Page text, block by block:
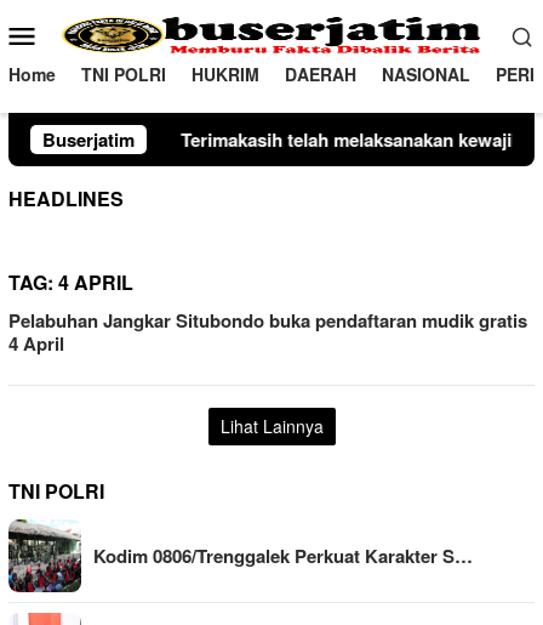
ke
konten
Menu
Mobile
Home TNI POLRI HUKRIM DAERAH NASIONAL
Buserjatim
telah melaksanakan kewajiban perpajakan daerah
HEADLINES
TAG: 4 APRIL
Pelabuhan Jangkar Situbondo buka pendaftaran mudik gratis
4 April
Lihat Lainnya
TNI POLRI
Kodim 0806/Trenggalek Perkuat Karakter S…